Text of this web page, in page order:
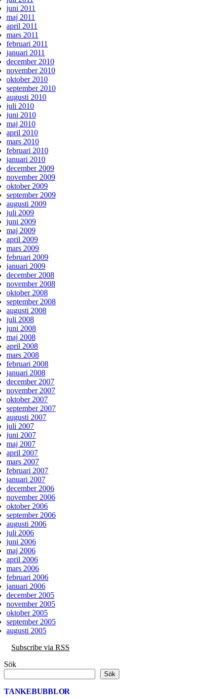
juni 2011
maj 2011
april 2011
mars 2011
februari 2011
januari 2011
december 2010
november 2010
oktober 2010
september 2010
augusti 2010
juli 2010
juni 2010
maj 2010
april 2010
mars 2010
februari 2010
januari 2010
december 2009
november 2009
oktober 2009
september 2009
augusti 2009
juli 2009
juni 2009
maj 2009
april 2009
mars 2009
februari 2009
januari 2009
december 2008
november 2008
oktober 2008
september 2008
augusti 2008
juli 2008
juni 2008
maj 2008
april 2008
mars 2008
februari 2008
januari 2008
december 2007
november 2007
oktober 2007
september 2007
augusti 2007
juli 2007
juni 2007
maj 2007
april 2007
mars 2007
februari 2007
januari 2007
december 2006
november 2006
oktober 2006
september 2006
augusti 2006
juli 2006
juni 2006
maj 2006
april 2006
mars 2006
februari 2006
januari 2006
december 2005
november 2005
oktober 2005
september 2005
augusti 2005
Subscribe via RSS
Sök
Sök
TANKEBUBBLOR